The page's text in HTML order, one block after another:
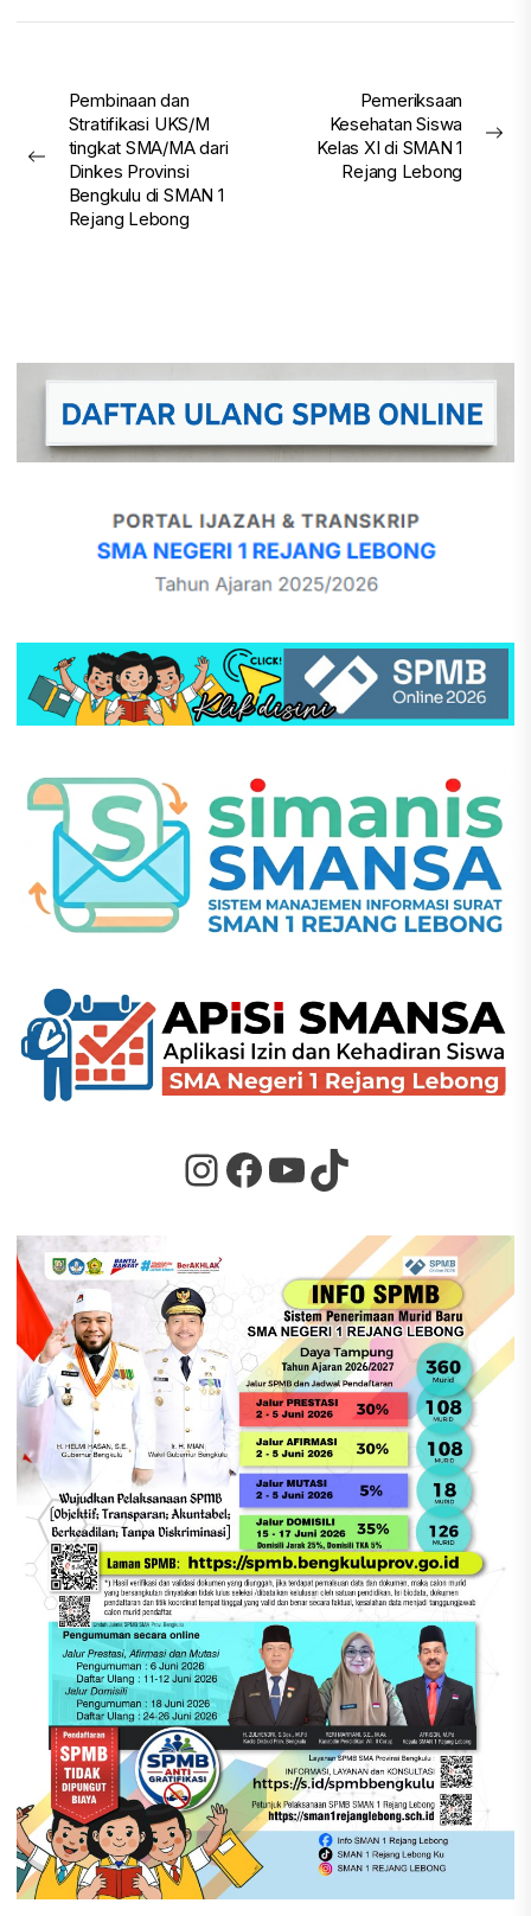
Post
navigation
Previous
Pembinaan dan
Stratifikasi UKS/M
tingkat SMA/MA dari
Dinkes Provinsi
Bengkulu di SMAN 1
Rejang Lebong
Pemeriksaan
Kesehatan Siswa
Kelas XI di SMAN 1
Rejang Lebong
Instagram
Facebook
YouTube
TikTok